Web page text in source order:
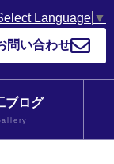
Language ▼
問い合わせ
ブログ